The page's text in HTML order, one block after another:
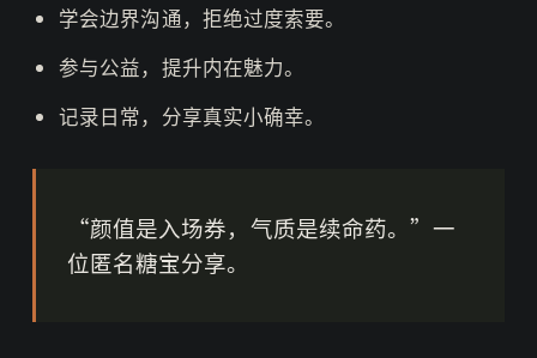
学会边界沟通，拒绝过度索要。
参与公益，提升内在魅力。
记录日常，分享真实小确幸。
“颜值是入场券，气质是续命药。”一
位匿名糖宝分享。